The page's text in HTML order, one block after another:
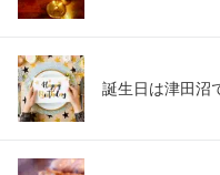
誕生日は津田沼